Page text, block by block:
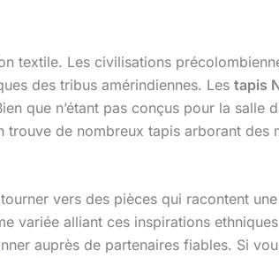
textile. Les civilisations
des tribus amérindiennes. Les tapis
que n’étant pas conçus pour la salle
trouve de nombreux tapis arborant
vers des pièces qui racontent une
variée alliant ces inspirations
auprès de partenaires fiables. Si